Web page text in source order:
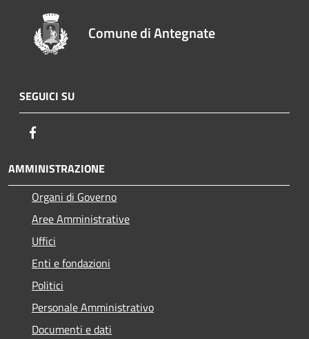
Comune di Antegnate
SEGUICI SU
AMMINISTRAZIONE
Organi di Governo
Aree Amministrative
Uffici
Enti e fondazioni
Politici
Personale Amministrativo
Documenti e dati